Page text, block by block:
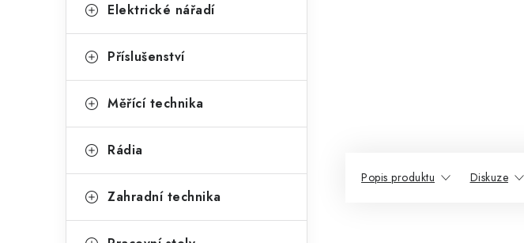
Elektrické nářadí
Příslušenství
Měřící technika
Rádia
Zahradní technika
Popis produktu Diskuze